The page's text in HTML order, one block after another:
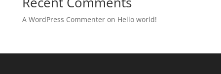
A WordPress Commenteron Hello world!